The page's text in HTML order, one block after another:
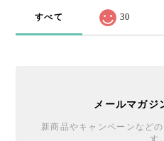
すべて 30
メールマガジ
新商品やキャンペーンなど
す。